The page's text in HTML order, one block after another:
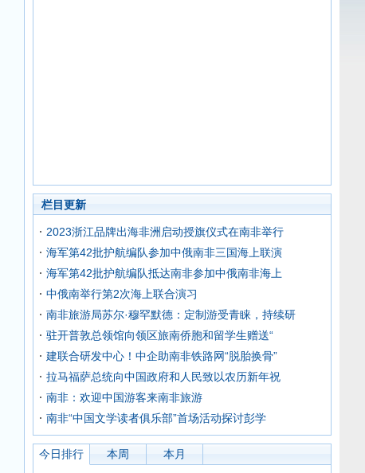
栏目更新
2023浙江品牌出海非洲启动授旗仪式在南非举行
海军第42批护航编队参加中俄南非三国海上联演
海军第42批护航编队抵达南非参加中俄南非海上
中俄南举行第2次海上联合演习
南非旅游局苏尔·穆罕默德：定制游受青睐，持续研
驻开普敦总领馆向领区旅南侨胞和留学生赠送“
建联合研发中心！中企助南非铁路网“脱胎换骨”
拉马福萨总统向中国政府和人民致以农历新年祝
南非：欢迎中国游客来南非旅游
南非“中国文学读者俱乐部”首场活动探讨彭学
今日排行 本周 本月